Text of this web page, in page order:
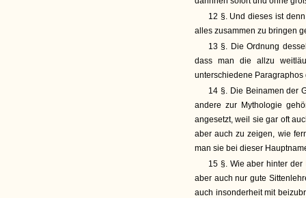
12 §. Und dieses ist
alles zusammen zu bringen
13 §. Die Ordnung
dass man die allzu
unterschiedene Paragraphos
14 §. Die Beinamen der
andere zur Mythologie
angesetzt, weil sie gar oft
aber auch zu zeigen, wie
man sie bei dieser
15 §. Wie aber hinter
aber auch nur gute
auch insonderheit mit